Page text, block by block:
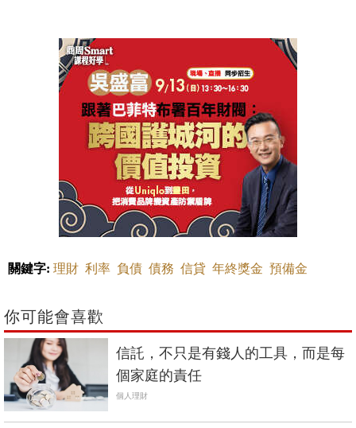
關鍵字: 理財 利率 負債 債務 信貸 年終獎金 預備金
你可能會喜歡
信託，不只是有錢人的工具，而是每
個家庭的責任
個人理財